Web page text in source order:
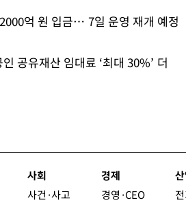
억 원 입금… 7일 운영 재개 예정
공유재산 임대료 ‘최대 30%’ 더
사회
사건·사고
경제
경영·CEO